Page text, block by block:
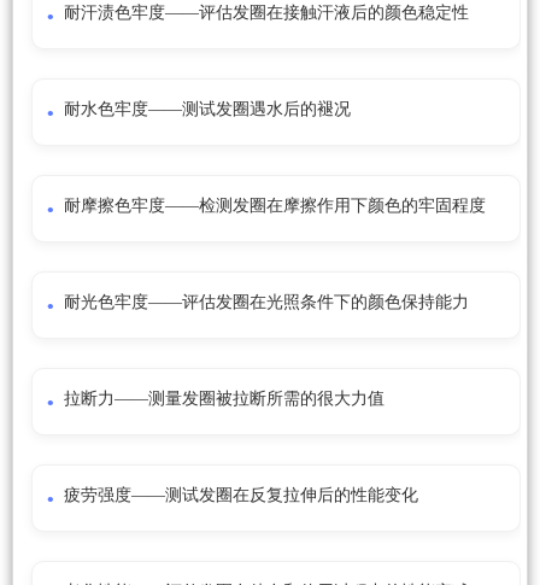
耐汗渍色牢度——评估发圈在接触汗液后的颜色稳定性
耐水色牢度——测试发圈遇水后的褪况
耐摩擦色牢度——检测发圈在摩擦作用下颜色的牢固程度
耐光色牢度——评估发圈在光照条件下的颜色保持能力
拉断力——测量发圈被拉断所需的很大力值
疲劳强度——测试发圈在反复拉伸后的性能变化